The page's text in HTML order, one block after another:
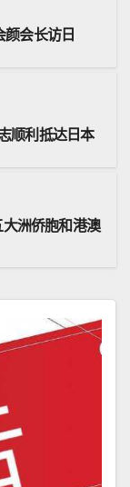
会长访日
顺利抵达日本
洲侨胞和港澳